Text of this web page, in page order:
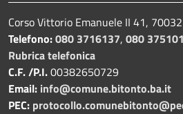
Corso Vittorio Emanuele II 41,
Telefono:080 3716137, 080
Rubrica telefonica
C.F. /P.I.00382650729
Email: info@comune.bitonto.ba.it
PEC: